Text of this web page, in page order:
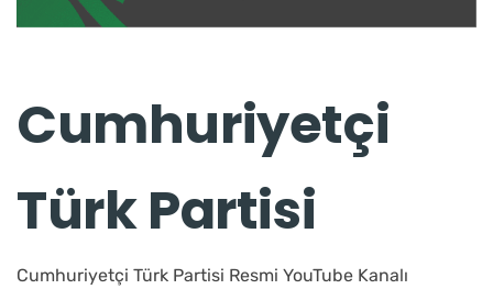
Cumhuriyetçi
Türk Partisi
Cumhuriyetçi Türk Partisi Resmi YouTube Kanalı